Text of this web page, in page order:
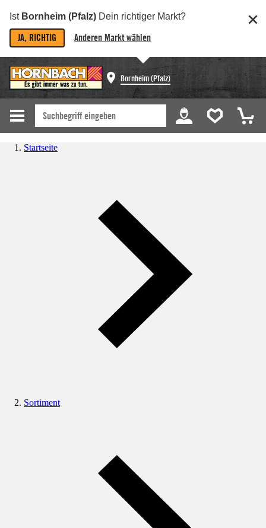
Ist Bornheim (Pfalz) Dein richtiger Markt?
JA, RICHTIG Anderen Markt wählen
Bornheim (Pfalz)
Startseite
Sortiment